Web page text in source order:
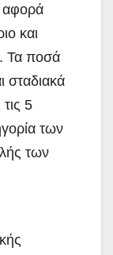
αφορά
και
Τα ποσά
σταδιακά
5
των
των